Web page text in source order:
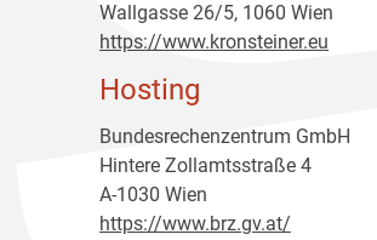
Wallgasse 26/5, 1060 Wien
https://www.kronsteiner.eu
Hosting
Bundesrechenzentrum GmbH
Hintere Zollamtsstraße 4
A-1030 Wien
https://www.brz.gv.at/